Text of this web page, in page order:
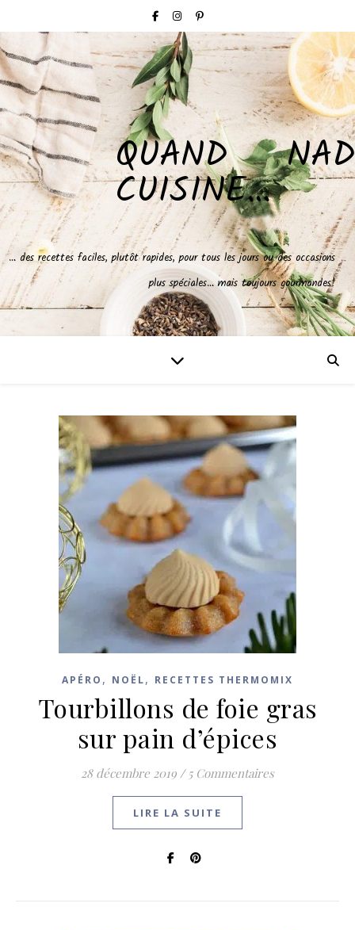
QUAND NAD
CUISINE…
… des recettes faciles, plutôt rapides, pour tous les jours ou des occasions
plus spéciales… mais toujours gourmandes!
APÉRO , NOËL, RECETTES THERMOMIX
Tourbillons de foie gras
sur pain d’épices
28 décembre 2019 / 5 Commentaires
LIRE LA SUITE